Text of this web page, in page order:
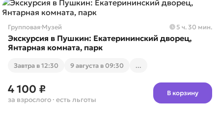
Групповая·Музей 5 ч. 30 мин.
Экскурсия в Пушкин: Екатерининский дворец,
Янтарная комната, парк
Завтра в 12:30 9 августа в 09:30 ...
4 100 ₽
за взрослого · есть льготы
В корзину